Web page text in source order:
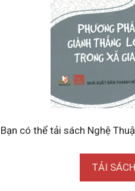
Bạn có thể tải sách Nghệ
TẢI